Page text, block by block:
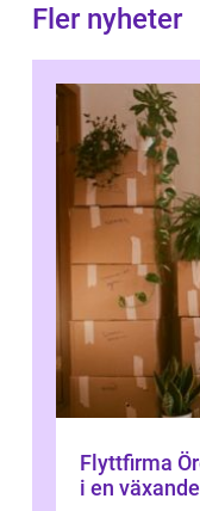
Fler nyheter
Flyttfirma Örebro trygg och
i en